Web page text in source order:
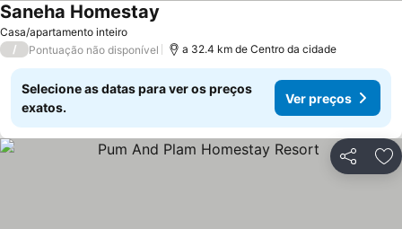
Casa/apartamento inteiro
Saneha Homestay
/ Pontuação não disponível a 32.4 km de Centro da cidade
Selecione as datas para ver os preços
exatos.
Ver preços
Partilhar